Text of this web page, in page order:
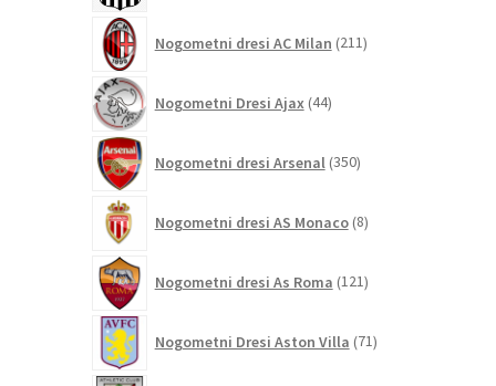
Nogometni dresi AC Milan 211izdelkov
Nogometni Dresi Ajax 44izdelkov
Nogometni dresi Arsenal 350izdelkov
Nogometni dresi AS Monaco 8izdelkov
Nogometni dresi As Roma 121izdelkov
Nogometni Dresi Aston Villa 71izdelkov